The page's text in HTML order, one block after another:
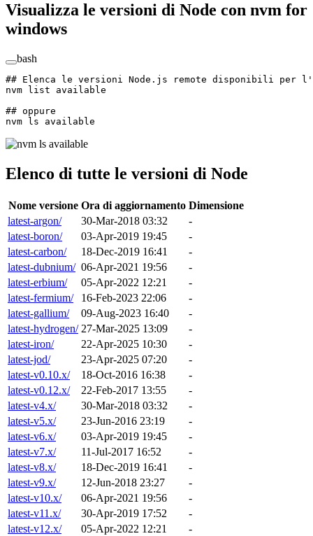
Visualizza le versioni di Node con nvm for
windows
bash
## Elenca le versioni Node.js remote disponibili per
nvm list available
## oppure
nvm ls available
Elenco di tutte le versioni di Node
Nome versione Ora di aggiornamento Dimensione
latest-argon/
30-Mar-2018 03:32
-
latest-boron/
03-Apr-2019 19:45
-
latest-carbon/
18-Dec-2019 16:41
-
latest-dubnium/ 06-Apr-2021 19:56
-
latest-erbium/
05-Apr-2022 12:21
-
latest-fermium/
16-Feb-2023 22:06
-
latest-gallium/
09-Aug-2023 16:40
-
latest-hydrogen/ 27-Mar-2025 13:09
-
latest-iron/
22-Apr-2025 10:30
-
latest-jod/
23-Apr-2025 07:20
-
latest-v0.10.x/
18-Oct-2016 16:38
-
latest-v0.12.x/
22-Feb-2017 13:55
-
latest-v4.x/
30-Mar-2018 03:32
-
latest-v5.x/
23-Jun-2016 23:19
-
latest-v6.x/
03-Apr-2019 19:45
-
latest-v7.x/
11-Jul-2017 16:52
-
latest-v8.x/
18-Dec-2019 16:41
-
latest-v9.x/
12-Jun-2018 23:27
-
latest-v10.x/
06-Apr-2021 19:56
-
latest-v11.x/
30-Apr-2019 17:52
-
latest-v12.x/
05-Apr-2022 12:21 -